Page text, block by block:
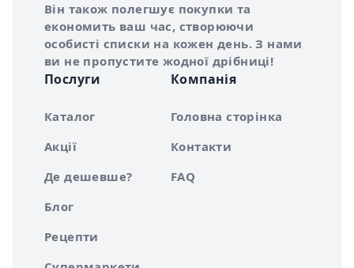
Він також полегшує покупки та
економить ваш час, створюючи
особисті списки на кожен день. З нами
ви не пропустите жодної дрібниці!
Послуги
Каталог
Акції
Де дешевше?
Блог
Рецепти
Компанія
Головна сторінка
Контакти
FAQ